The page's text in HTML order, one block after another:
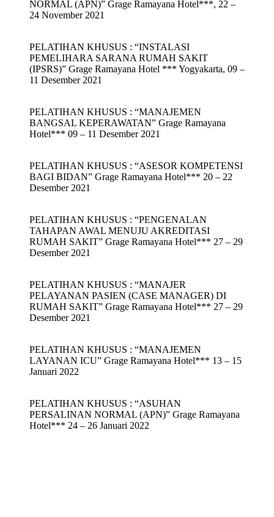
NORMAL (APN)” Grage Ramayana Hotel***, 22 –
24 November 2021
PELATIHAN KHUSUS : “INSTALASI
PEMELIHARA SARANA RUMAH SAKIT
(IPSRS)” Grage Ramayana Hotel *** Yogyakarta, 09 –
11 Desember 2021
PELATIHAN KHUSUS : “MANAJEMEN
BANGSAL KEPERAWATAN” Grage Ramayana
Hotel*** 09 – 11 Desember 2021
PELATIHAN KHUSUS : “ASESOR KOMPETENSI
BAGI BIDAN” Grage Ramayana Hotel*** 20 – 22
Desember 2021
PELATIHAN KHUSUS : “PENGENALAN
TAHAPAN AWAL MENUJU AKREDITASI
RUMAH SAKIT” Grage Ramayana Hotel*** 27 – 29
Desember 2021
PELATIHAN KHUSUS : “MANAJER
PELAYANAN PASIEN (CASE MANAGER) DI
RUMAH SAKIT” Grage Ramayana Hotel*** 27 – 29
Desember 2021
PELATIHAN KHUSUS : “MANAJEMEN
LAYANAN ICU” Grage Ramayana Hotel*** 13 – 15
Januari 2022
PELATIHAN KHUSUS : “ASUHAN
PERSALINAN NORMAL (APN)” Grage Ramayana
Hotel*** 24 – 26 Januari 2022